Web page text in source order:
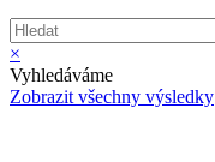
×
Vyhledáváme
Zobrazit všechny výsledky